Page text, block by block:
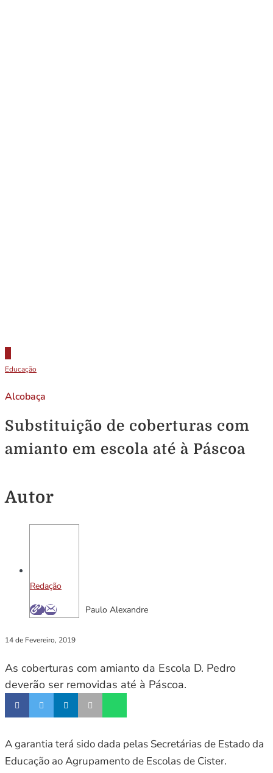
Educação
Alcobaça
Substituição de coberturas com
amianto em escola até à Páscoa
Autor
Redação
Paulo Alexandre
14 de Fevereiro, 2019
As coberturas com amianto da Escola D. Pedro
deverão ser removidas até à Páscoa.
A garantia terá sido dada pelas Secretárias de Estado da
Educação ao Agrupamento de Escolas de Cister.